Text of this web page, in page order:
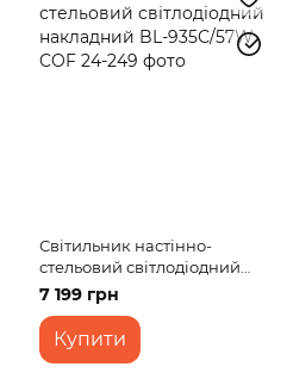
Світильник настінно-
стельовий світлодіодний
накладний BL-935С/57W
7 199 грн
Купити